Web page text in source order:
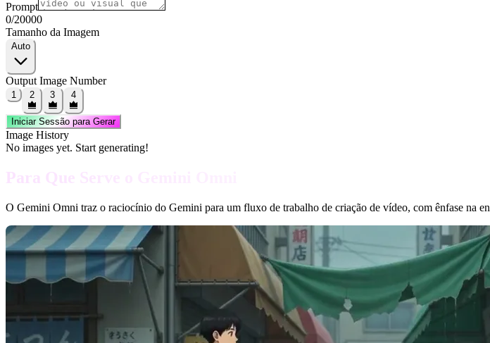
Prompt
0/20000
Tamanho da Imagem
Auto
Output Image Number
1 2 3 4
Iniciar Sessão para Gerar
Image History
No images yet. Start generating!
Para Que Serve o Gemini Omni
O Gemini Omni traz o raciocínio do Gemini para um fluxo de trabalho de criação de vídeo, com ênfase na